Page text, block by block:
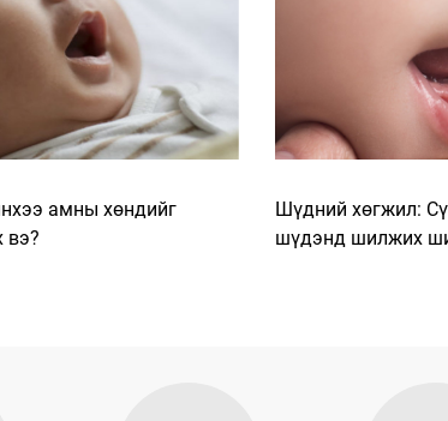
амны хөндийг
вэ?
Шүдний хөгжил:
шүдэнд шилжих